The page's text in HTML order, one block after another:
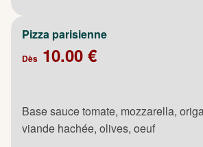
Pizza parisienne
Dès 10.00 €
Base sauce tomate, mozzarella,
viande hachée, olives, oeuf